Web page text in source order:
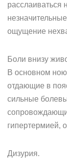
расслаиваться
ощущение
Боли внизу
В основном
отдающие в
сильные
гипертермией,
Дизурия.